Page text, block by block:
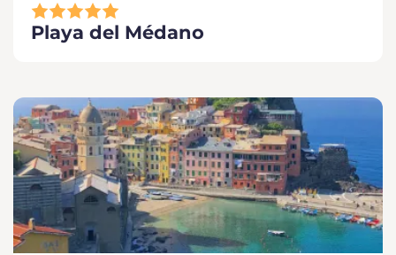
Playa del Médano